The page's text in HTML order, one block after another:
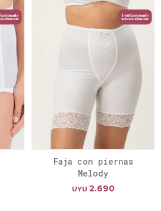
Faja con piernas
Melody
UYU 2.690